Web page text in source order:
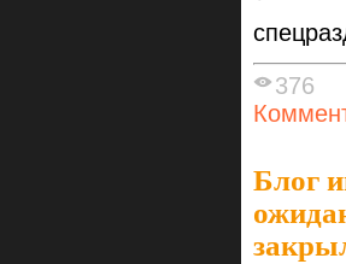
376
Блог